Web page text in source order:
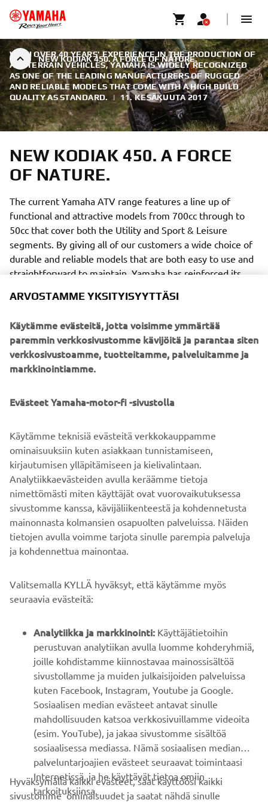
NEW KODIAK 450. A FORCE OF NATURE.
WITH OVER 40 YEARS' EXPERIENCE IN THE PRODUCTION OF
ALL TERRAIN VEHICLES, YAMAHA IS WIDELY RECOGNIZED
AS ONE OF THE LEADING MANUFACTURERS OF RUGGED
AND RELIABLE MODELS THAT COME WITH A HIGH BUILD
QUALITY AS STANDARD.
| 11. KESÄKUUTA 2017
NEW KODIAK 450. A FORCE
OF NATURE.
The current Yamaha ATV range features a line up of
functional and attractive models from 700cc through to
50cc that cover both the Utility and Sport & Leisure
segments. By giving all of our customers a wide choice of
durable and reliable models that are both easy to use and
straightforward to maintain, Yamaha has reinforced its
brands.
Yamaha's ATV range is further strengthened and
and Kodiak 450 EPS models that will be available from
700, the Kodiak 450 is a new mid-sized utility model that
has been specifically developed for both professional and
leisure customers whose key priorities include all day
comfort, functionality, and ease of use.
B2B
YAMAHA MUUALLA
ASIAKASTUKI
UUTISKIRJE
Ole ensimmäinen, joka kuulee uusimmista tarjouksista,
erikoistapahtumista, uusista julkaisuista ja paljon muuta...
TILAA
ARVOSTAMME YKSITYISYYTTÄSI
Käytämme evästeitä, jotta voisimme ymmärtää
paremmin verkkosivustomme kävijöitä ja parantaa siten
verkkosivustoamme, tuotteitamme, palveluitamme ja
markkinointiamme.
Evästeet Yamaha-motor-fi -sivustolla
Käytämme teknisiä evästeitä verkkokauppamme
ominaisuuksiin kuten asiakkaan tunnistamiseen,
kirjautumisen ylläpitämiseen ja kielivalintaan.
Analytiikkaevästeiden avulla keräämme tietoja
nimettömästi miten käyttäjät ovat vuorovaikutuksessa
sivustomme kanssa, kävijäliikenteestä ja kohdennetusta
mainonnasta kolmansien osapuolten palveluissa. Näiden
tietojen avulla voimme tarjota sinulle parempia palveluja
ja kohdennettua mainontaa.
Valitsemalla KYLLÄ hyväksyt, että käytämme myös
seuraavia evästeitä:
Analytiikka ja markkinointi: Käyttäjätietoihin
perustuvan analytiikan avulla luomme kohderyhmiä,
joille kohdistamme kiinnostavaa mainossisältöä
sivustollamme ja muiden julkaisijoiden palveluissa
kuten Facebook, Instagram, Youtube ja Google.
Sosiaalisen median evästeet antavat sinulle
mahdollisuuden katsoa verkkosivuillamme videoita
(esim. YouTube), ja jakaa sivustomme sisältöä
sosiaalisessa mediassa. Nämä sosiaalisen median
palveluntarjoajien evästeet seuraavat toimintaasi
Internetissä, ja he käyttävät tietoa omiin
tarkoituksiinsa.
Hyväksymällä kaikki evästeet, saat käyttöösi kaikki
sivustomme ominaisuudet ja saatat nähdä sinulle